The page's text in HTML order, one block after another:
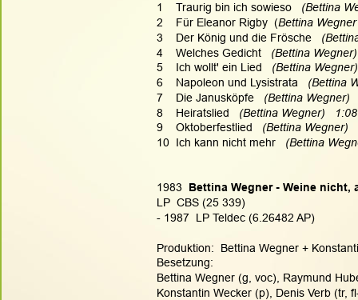
1    Traurig bin ich sowieso (Bettina
2    Für Eleanor Rigby  (Bettina
3    Der König und die Frösche
4    Welches Gedicht (Bettina
5    Ich wollt' ein Lied (Bettina
6    Napoleon und Lysistrata (Bettina
7    Die Janusköpfe (Bettina Wegner)
8    Heiratslied (Bettina Wegner)   1:08
9    Oktoberfestlied (Bettina Wegner)
10  Ich kann nicht mehr (Bettina
1983 Bettina Wegner - Weine nicht,
LP  CBS (25 339)
- 1987  LP Teldec (6.26482 AP)
Produktion:  Bettina Wegner +
Besetzung:
Bettina Wegner (g, voc), Raymund
Konstantin Wecker (p), Denis Verb (tr,